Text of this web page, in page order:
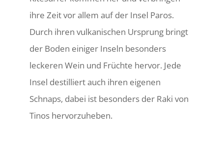
ihre Zeit vor allem auf der Insel Paros.
Durch ihren vulkanischen Ursprung bringt
der Boden einiger Inseln besonders
leckeren Wein und Früchte hervor. Jede
Insel destilliert auch ihren eigenen
Schnaps, dabei ist besonders der Raki von
Tinos hervorzuheben.